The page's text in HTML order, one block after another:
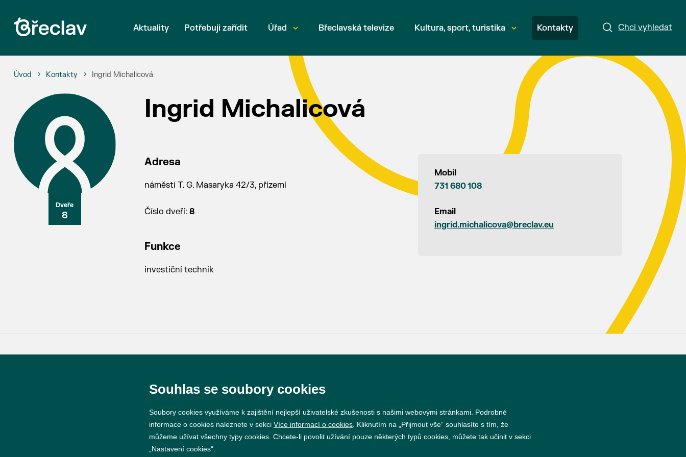
Chci vyhledat
Aktuality Potřebuji zařídit Úřad Břeclavská televize Kultura, sport, turistika Kontakty
Úvod Kontakty Ingrid Michalicová
8
Ingrid Michalicová
Adresa
náměstí T. G. Masaryka 42/3, přízemí
Číslo dveří: 8
Funkce
investiční technik
Mobil
731 680 108
Email
ingrid.michalicova@breclav.eu
VytvořilwebProgress
Souhlas se soubory cookies
Soubory cookies využíváme k zajištění nejlepší uživatelské zkušenosti s našimi webovými stránkami. Podrobné
informace o cookies naleznete v sekci Více informací o cookies . Kliknutím na „Přijmout vše“ souhlasíte s tím, že
můžeme užívat všechny typy cookies. Chcete-li povolit užívání pouze některých typů cookies, můžete tak učinit v sekci
„Nastavení cookies“.